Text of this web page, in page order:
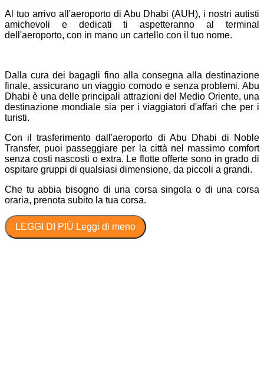
Al tuo arrivo all'aeroporto di Abu Dhabi (AUH), i nostri autisti
amichevoli e dedicati ti aspetteranno al terminal
dell'aeroporto, con in mano un cartello con il tuo nome.
Dalla cura dei bagagli fino alla consegna alla destinazione
finale, assicurano un viaggio comodo e senza problemi. Abu
Dhabi è una delle principali attrazioni del Medio Oriente, una
destinazione mondiale sia per i viaggiatori d'affari che per i
turisti.
Con il trasferimento dall'aeroporto di Abu Dhabi di Noble
Transfer, puoi passeggiare per la città nel massimo comfort
senza costi nascosti o extra. Le flotte offerte sono in grado di
ospitare gruppi di qualsiasi dimensione, da piccoli a grandi.
Che tu abbia bisogno di una corsa singola o di una corsa
oraria, prenota subito la tua corsa.
LEGGI DI PIÙ Leggi di meno